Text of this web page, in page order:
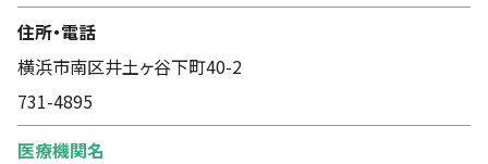
住所・電話
横浜市南区井土ヶ谷下町40-2
731-4895
医療機関名